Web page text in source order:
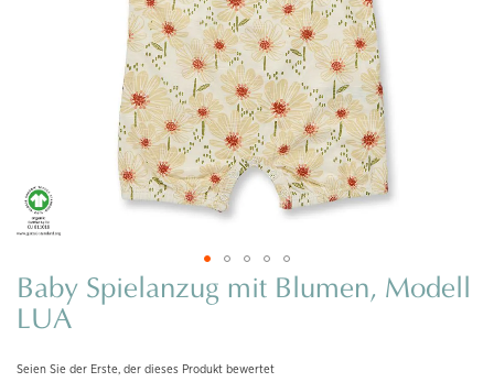
Zum
Anfang
der
springen
Baby Spielanzug mit Blumen, Modell
LUA
Seien Sie der Erste, der dieses Produkt bewertet